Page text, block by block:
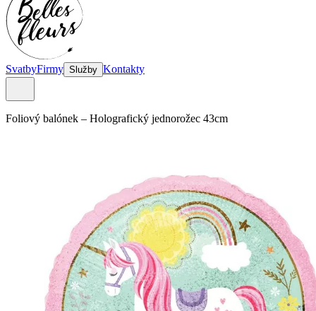
SvatbyFirmy Služby Kontakty
Foliový balónek – Holografický jednorožec 43cm